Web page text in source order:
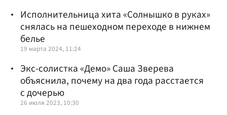
Исполнительница хита «Солнышко в руках»
снялась на пешеходном переходе в нижнем
белье
19 марта 2024, 11:24
Экс-солистка «Демо» Саша Зверева
объяснила, почему на два года расстается
с дочерью
26 июля 2023, 10:30